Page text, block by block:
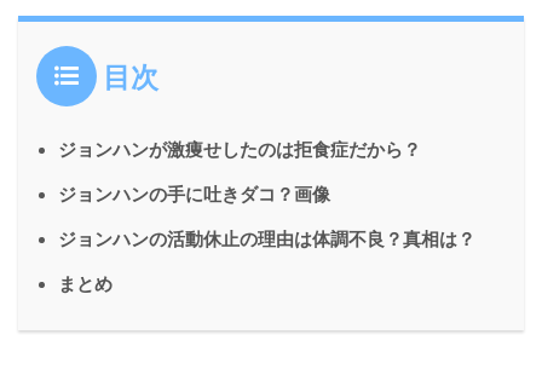
目次
ジョンハンが激痩せしたのは拒食症だから？
ジョンハンの手に吐きダコ？画像
ジョンハンの活動休止の理由は体調不良？真相は？
まとめ